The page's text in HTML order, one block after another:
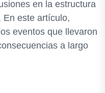
en la estructura
En este artículo,
eventos que llevaron
a largo